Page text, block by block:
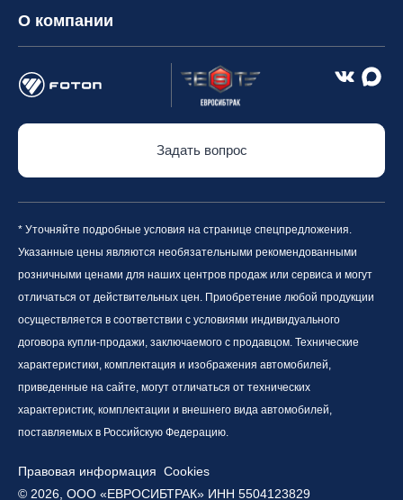
О компании
Задать вопрос
* Уточняйте подробные условия на странице спецпредложения.
Указанные цены являются необязательными рекомендованными
розничными ценами для наших центров продаж или сервиса и могут
отличаться от действительных цен. Приобретение любой продукции
осуществляется в соответствии с условиями индивидуального
договора купли-продажи, заключаемого с продавцом. Технические
характеристики, комплектация и изображения автомобилей,
приведенные на сайте, могут отличаться от технических
характеристик, комплектации и внешнего вида автомобилей,
поставляемых в Российскую Федерацию.
© 2026, ООО «ЕВРОСИБТРАК» ИНН 5504123829
Правовая информация Cookies